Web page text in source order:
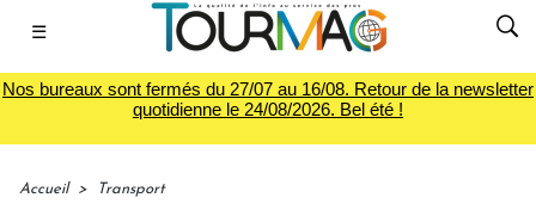
☰
Nos bureaux sont fermés du 27/07 au 16/08. Retour de la newsletter
quotidienne le 24/08/2026. Bel été !
Accueil > Transport